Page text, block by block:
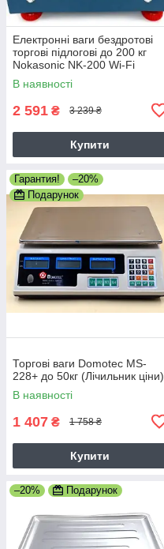
Електронні ваги бездротові
торгові підлогові до 200 кг
Nokasonic NK-200 Wi-Fi
320х420 мм
В наявності
2 591 ₴ 3 239 ₴
Купити
Гарантия!
–20%
Подарунок
Торгові ваги Domotec MS-
228+ до 50кг (Лічильник ціни)
В наявності
1 407 ₴ 1 758 ₴
Купити
–20% Подарунок